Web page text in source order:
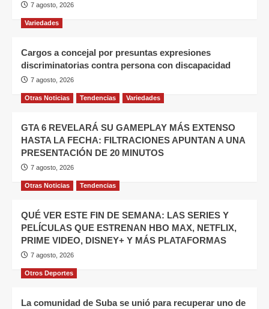
7 agosto, 2026
Variedades
Cargos a concejal por presuntas expresiones
discriminatorias contra persona con discapacidad
7 agosto, 2026
Otras Noticias Tendencias Variedades
GTA 6 REVELARÁ SU GAMEPLAY MÁS EXTENSO
HASTA LA FECHA: FILTRACIONES APUNTAN A UNA
PRESENTACIÓN DE 20 MINUTOS
7 agosto, 2026
Otras Noticias Tendencias
QUÉ VER ESTE FIN DE SEMANA: LAS SERIES Y
PELÍCULAS QUE ESTRENAN HBO MAX, NETFLIX,
PRIME VIDEO, DISNEY+ Y MÁS PLATAFORMAS
7 agosto, 2026
Otros Deportes
La comunidad de Suba se unió para recuperar uno de